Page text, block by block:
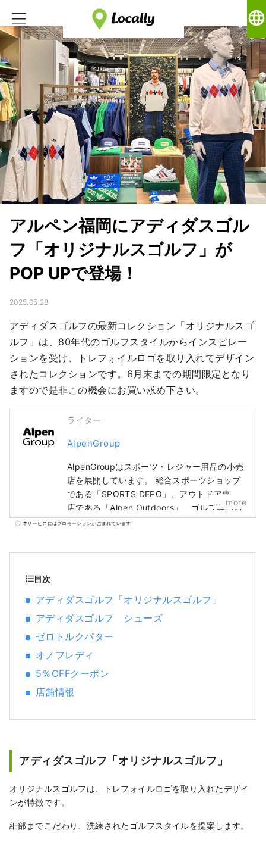
language
アルペン福岡にアディダスゴル
フ「オリジナルスゴルフ」が
POP UPで登場！
2025.05.28
アディダスゴルフの最新コレクション「オリジナルスゴ
ルフ」は、80年代のゴルフスタイルからインスピレー
ションを受け、トレフォイルロゴを取り入れてデザイン
されたコレクションです。6月末までの期間限定となり
ますので是非この機会にお買い求め下さい。
ライター
AlpenGroup
AlpenGroupはスポーツ・レジャー用品の小売
店を展開しています。 総合スポーツショップ
である「SPORTS DEPO」、アウトドア専門
店である「Alpen Outdoors」、ゴルフ専門店
である「GOLF5」を全国に展開し、有名スポ
more
本サービスにはプロモーションが含まれています
目次
アディダスゴルフ「オリジナルスゴルフ」
アディダスゴルフ シューズ
ゼロトルクパター
オノフレディ
5％OFFクーポン
店舗情報
アディダスゴルフ「オリジナルスゴルフ」
オリジナルスゴルフは、トレフォイルロゴを取り入れたデザイ
ンが特徴です。
細部までこだわり、洗練されたゴルフスタイルを提案します。